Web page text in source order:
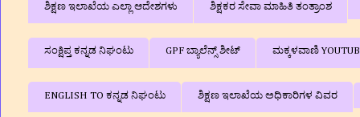
ಶಿಕ್ಷಣ ಇಲಾಖೆಯ ಎಲ್ಲಾ ಆದೇಶಗಳು ಶಿಕ್ಷಕರ ಸೇವಾ ಮಾಹಿತಿ ತಂತ್ರಾಂಶ
ಸಂಕ್ಷಿಪ್ತ ಕನ್ನಡ ನಿಘಂಟು GPF ಬ್ಯಾಲೆನ್ಸ್‌ ಶೀಟ್ ಮಕ್ಕಳವಾಣಿ
ENGLISH TO ಕನ್ನಡ ನಿಘಂಟು ಶಿಕ್ಷಣ ಇಲಾಖೆಯ ಅಧಿಕಾರಿಗಳ ವಿವರ